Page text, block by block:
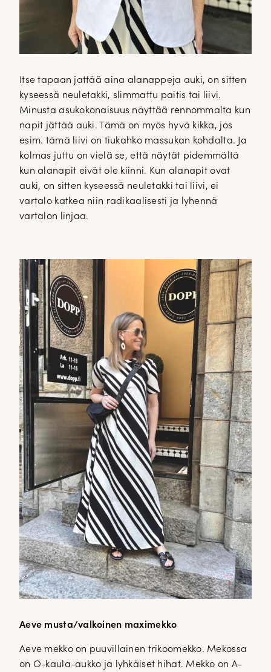
Itse tapaan jattää aina alanappeja auki, on sitten
kyseessä neuletakki, slimmattu paitis tai liivi.
Minusta asukokonaisuus näyttää rennommalta kun
napit jättää auki. Tämä on myös hyvä kikka, jos
esim. tämä liivi on tiukahko massukan kohdalta. Ja
kolmas juttu on vielä se, että näytät pidemmältä
kun alanapit eivät ole kiinni. Kun alanapit ovat
auki, on sitten kyseessä neuletakki tai liivi, ei
vartalo katkea niin radikaalisesti ja lyhennä
vartalon linjaa.
Aeve musta/valkoinen maximekko
Aeve mekko on puuvillainen trikoomekko. Mekossa
on O-kaula-aukko ja lyhkäiset hihat. Mekko on A-